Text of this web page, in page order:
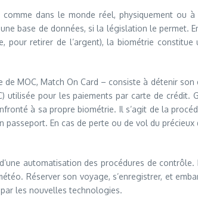
comme dans le monde réel, physiquement
base de données, si la législation le permet.
pour retirer de l’argent), la biométrie
MOC, Match On Card – consiste à détenir
utilisée pour les paiements par carte de
à sa propre biométrie. Il s’agit de la
passeport. En cas de perte ou de vol du
automatisation des procédures de
Réserver son voyage, s’enregistrer, et
les nouvelles technologies.